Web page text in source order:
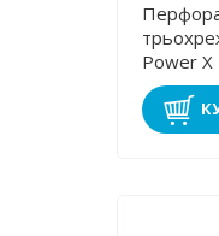
Power X